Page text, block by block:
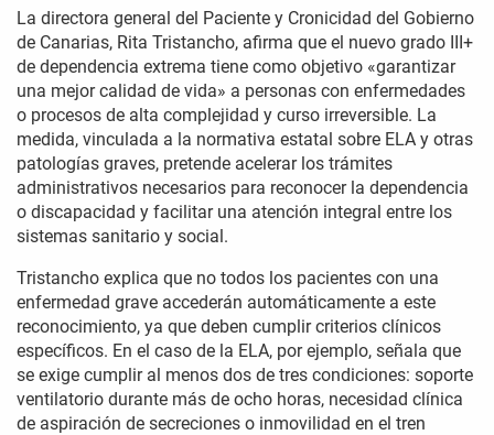
La directora general del Paciente y Cronicidad del Gobierno
de Canarias, Rita Tristancho, afirma que el nuevo grado III+
de dependencia extrema tiene como objetivo «garantizar
una mejor calidad de vida» a personas con enfermedades
o procesos de alta complejidad y curso irreversible. La
medida, vinculada a la normativa estatal sobre ELA y otras
patologías graves, pretende acelerar los trámites
administrativos necesarios para reconocer la dependencia
o discapacidad y facilitar una atención integral entre los
sistemas sanitario y social.
Tristancho explica que no todos los pacientes con una
enfermedad grave accederán automáticamente a este
reconocimiento, ya que deben cumplir criterios clínicos
específicos. En el caso de la ELA, por ejemplo, señala que
se exige cumplir al menos dos de tres condiciones: soporte
ventilatorio durante más de ocho horas, necesidad clínica
de aspiración de secreciones o inmovilidad en el tren